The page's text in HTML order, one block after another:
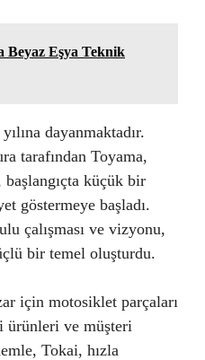
Beyaz Eşya Teknik
dayanmaktadır.
tarafından Toyama,
küçük bir
göstermeye başladı.
çalışması ve vizyonu,
bir temel oluşturdu.
için motosiklet parçaları
ürünleri ve müşteri
Tokai, hızla